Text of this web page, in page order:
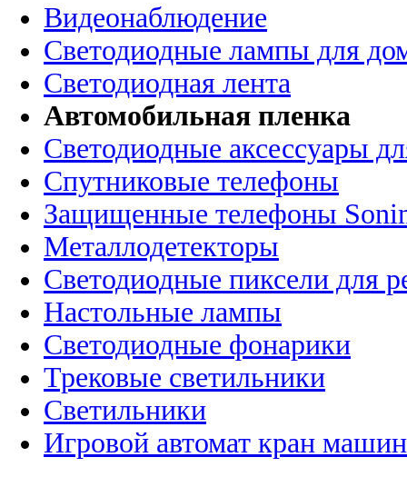
Видеонаблюдение
Светодиодные лампы для
Светодиодная лента
Автомобильная пленка
Светодиодные аксессуары
Спутниковые телефоны
Защищенные телефоны
Металлодетекторы
Светодиодные пиксели для
Настольные лампы
Светодиодные фонарики
Трековые светильники
Светильники
Игровой автомат кран